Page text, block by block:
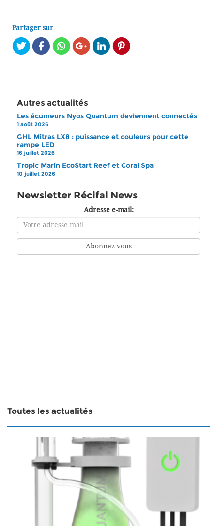
Partager sur
Autres actualités
Les écumeurs Nyos Quantum deviennent connectés
1 août 2026
GHL Mitras LX8 : puissance et couleurs pour cette
rampe LED
16 juillet 2026
Tropic Marin EcoStart Reef et Coral Spa
10 juillet 2026
Newsletter Récifal News
Adresse e-mail:
Toutes les actualités